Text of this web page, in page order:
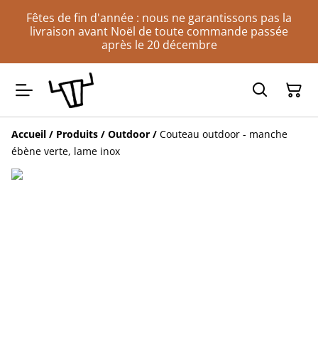
Fêtes de fin d'année : nous ne garantissons pas la
livraison avant Noël de toute commande passée
après le 20 décembre
Accueil / Produits / Outdoor / Couteau outdoor - manche
ébène verte, lame inox